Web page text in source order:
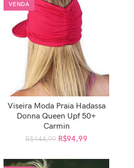
VENDA
ADICIONAR AO CARRINHO
Viseira Moda Praia Hadassa
Donna Queen Upf 50+
Carmin
R$144,99 R$94,99